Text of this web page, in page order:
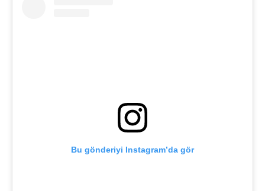
Bu gönderiyi Instagram’da gör